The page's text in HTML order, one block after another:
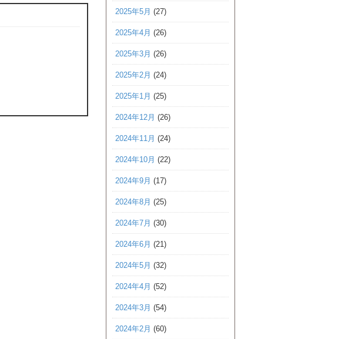
2025年5月 (27)
2025年4月 (26)
2025年3月 (26)
2025年2月 (24)
2025年1月 (25)
2024年12月 (26)
2024年11月 (24)
2024年10月 (22)
2024年9月 (17)
2024年8月 (25)
2024年7月 (30)
2024年6月 (21)
2024年5月 (32)
2024年4月 (52)
2024年3月 (54)
2024年2月 (60)